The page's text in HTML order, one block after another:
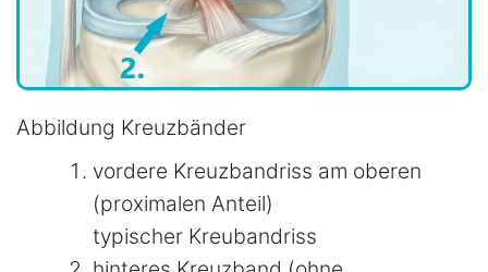
Abbildung Kreuzbänder
vordere Kreuzbandriss am oberen
(proximalen Anteil)
typischer Kreubandriss